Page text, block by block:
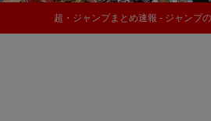
超・ジャンプまとめ速報 - ジャンプ